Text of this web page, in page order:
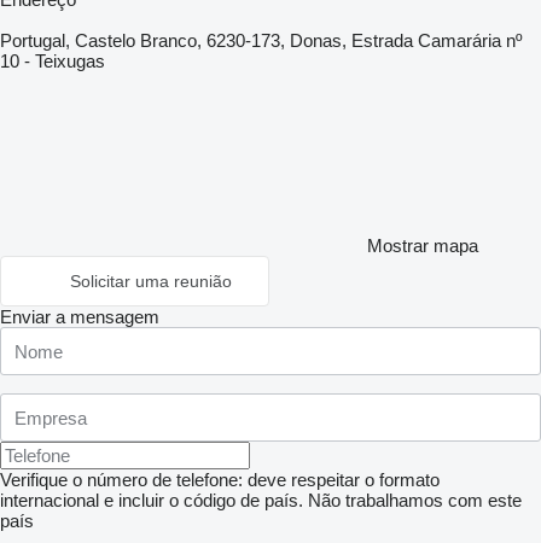
Portugal, Castelo Branco, 6230-173, Donas, Estrada Camarária nº
10 - Teixugas
Mostrar mapa
Solicitar uma reunião
Enviar a mensagem
Verifique o número de telefone: deve respeitar o formato
internacional e incluir o código de país. Não trabalhamos com este
país